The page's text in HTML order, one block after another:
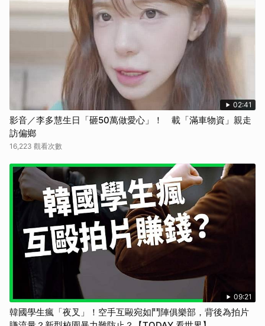
02:41
影音／李多慧生日「砸50萬做愛心」！ 載「滿車物資」親走
訪偏鄉
16,223 觀看次數
09:21
韓國學生瘋「夜叉」！空手互毆宛如鬥陣俱樂部，背後為拍片